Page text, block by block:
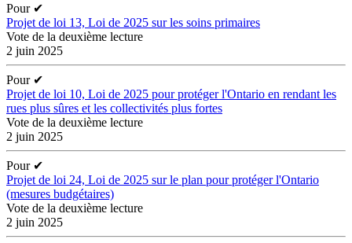
Pour ✔
Projet de loi 13, Loi de 2025 sur les soins primaires
Vote de la deuxième lecture
2 juin 2025
Pour ✔
Projet de loi 10, Loi de 2025 pour protéger l'Ontario en rendant les
rues plus sûres et les collectivités plus fortes
Vote de la deuxième lecture
2 juin 2025
Pour ✔
Projet de loi 24, Loi de 2025 sur le plan pour protéger l'Ontario
(mesures budgétaires)
Vote de la deuxième lecture
2 juin 2025